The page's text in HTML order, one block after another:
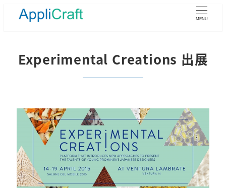
MENU
Experimental Creations 出展